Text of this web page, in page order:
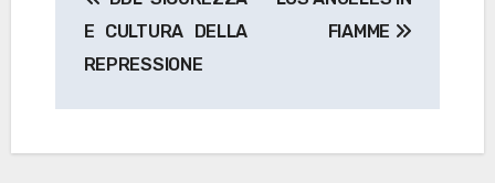
articoli
E CULTURA DELLA
REPRESSIONE
FIAMME